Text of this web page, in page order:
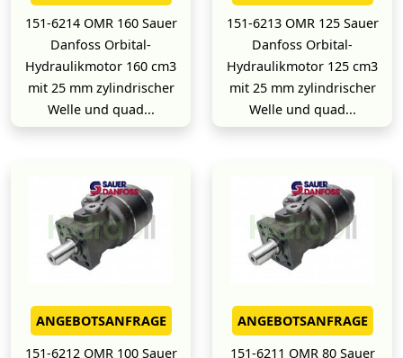
151-6214 OMR 160 Sauer
Danfoss Orbital-
Hydraulikmotor 160 cm3
mit 25 mm zylindrischer
Welle und quad...
151-6213 OMR 125 Sauer
Danfoss Orbital-
Hydraulikmotor 125 cm3
mit 25 mm zylindrischer
Welle und quad...
ANGEBOTSANFRAGE
151-6212 OMR 100 Sauer
ANGEBOTSANFRAGE
151-6211 OMR 80 Sauer